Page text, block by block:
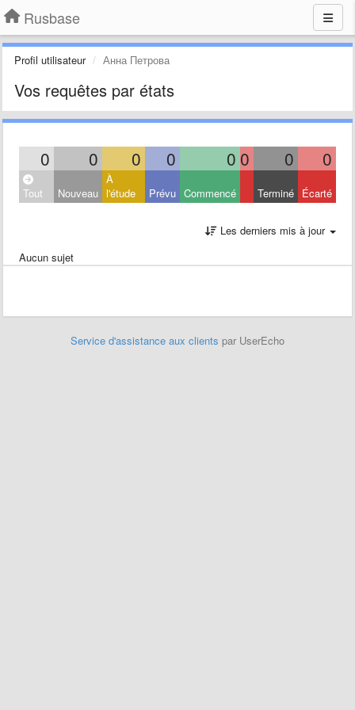
Rusbase
Profil utilisateur Анна Петрова
Vos requêtes par états
0 0 0 0 0 0 0 0
Tout Nouveau
À
l'étude
Prévu Commencé Terminé Écarté
Les derniers mis à jour
Aucun sujet
Service d'assistance aux clients par UserEcho